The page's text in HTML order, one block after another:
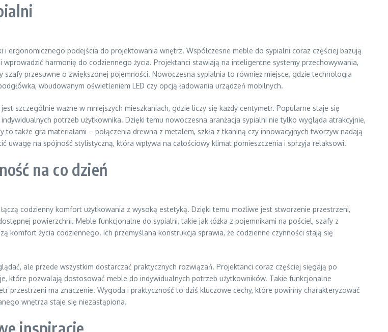
ergonomicznego podejścia do projektowania wnętrz. Współczesne meble do sypialni coraz częściej bazują
harmonię do codziennego życia. Projektanci stawiają na inteligentne systemy przechowywania,
przesuwne o zwiększonej pojemności. Nowoczesna sypialnia to również miejsce, gdzie technologia
wbudowanym oświetleniem LED czy opcją ładowania urządzeń mobilnych.
szczególnie ważne w mniejszych mieszkaniach, gdzie liczy się każdy centymetr. Popularne staje się
potrzeb użytkownika. Dzięki temu nowoczesna aranżacja sypialni nie tylko wygląda atrakcyjnie,
także gra materiałami – połączenia drewna z metalem, szkła z tkaniną czy innowacyjnych tworzyw nadają
na spójność stylistyczną, która wpływa na całościowy klimat pomieszczenia i sprzyja relaksowi.
na co dzień
codzienny komfort użytkowania z wysoką estetyką. Dzięki temu możliwe jest stworzenie przestrzeni,
powierzchni. Meble funkcjonalne do sypialni, takie jak łóżka z pojemnikami na pościel, szafy z
komfort życia codziennego. Ich przemyślana konstrukcja sprawia, że codzienne czynności stają się
ale przede wszystkim dostarczać praktycznych rozwiązań. Projektanci coraz częściej sięgają po
które pozwalają dostosować meble do indywidualnych potrzeb użytkowników. Takie funkcjonalne
przestrzeni ma znaczenie. Wygoda i praktyczność to dziś kluczowe cechy, które powinny charakteryzować
wnętrza staje się niezastąpiona.
inspiracje